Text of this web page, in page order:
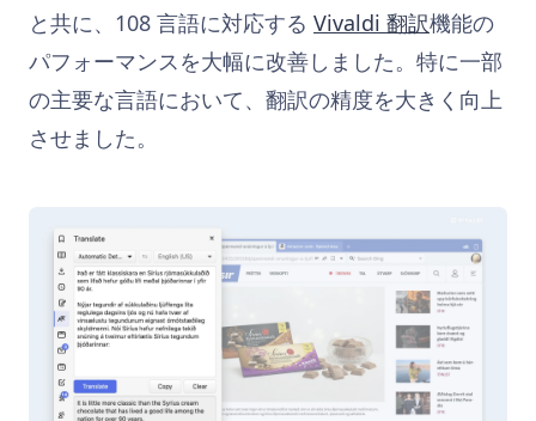
と共に、108 言語に対応する Vivaldi 翻訳機能の
パフォーマンスを大幅に改善しました。特に一部
の主要な言語において、翻訳の精度を大きく向上
させました。